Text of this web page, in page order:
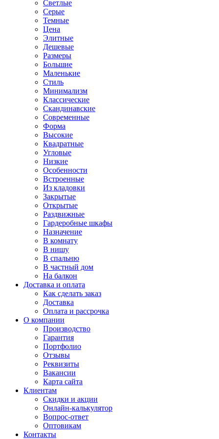
Светлые
Серые
Темные
Цена
Элитные
Дешевые
Размеры
Большие
Маленькие
Стиль
Минимализм
Классические
Скандинавские
Современные
Форма
Высокие
Квадратные
Угловые
Низкие
Особенности
Встроенные
Из кладовки
Закрытые
Открытые
Раздвижные
Гардеробные шкафы
Назначение
В комнату
В нишу
В спальню
В частный дом
На балкон
Доставка и оплата
Как сделать заказ
Доставка
Оплата и рассрочка
О компании
Производство
Гарантия
Портфолио
Отзывы
Реквизиты
Вакансии
Карта сайта
Клиентам
Скидки и акции
Онлайн-калькулятор
Вопрос-ответ
Оптовикам
Контакты